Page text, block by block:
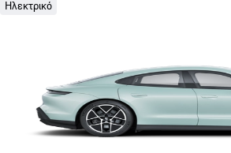
Ηλεκτρικό